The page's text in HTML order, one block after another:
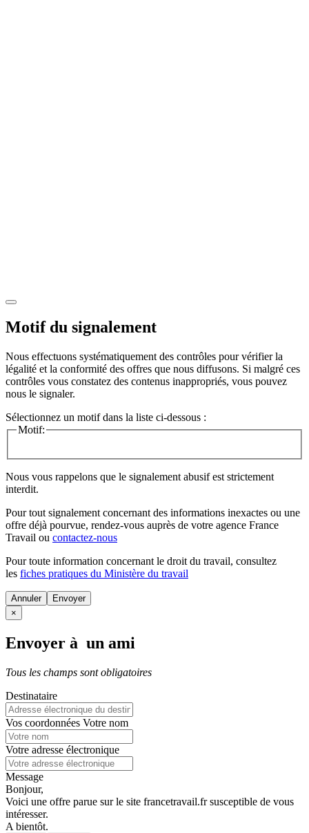
Motif du signalement
Nous effectuons systématiquement des contrôles pour vérifier la
légalité et la conformité des offres que nous diffusons. Si malgré ces
contrôles vous constatez des contenus inappropriés, vous pouvez
nous le signaler.
Sélectionnez un motif dans la liste ci-dessous :
Motif:
Nous vous rappelons que le signalement abusif est strictement
interdit.
Pour tout signalement concernant des informations inexactes ou une
offre déjà pourvue, rendez-vous auprès de votre agence France
Travail ou contactez-nous
Pour toute information concernant le droit du travail, consultez
les fiches pratiques du Ministère du travail
Annuler
×
Envoyer à un ami
Tous les champs sont obligatoires
Destinataire
Vos coordonnées Votre nom
Votre adresse électronique
Message
Bonjour,
Voici une offre parue sur le site francetravail.fr susceptible de vous
intéresser.
A bientôt.